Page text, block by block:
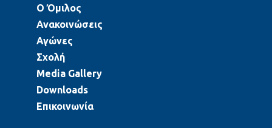
Ο Όμιλος
Ανακοινώσεις
Αγώνες
Σχολή
Media Gallery
Downloads
Επικοινωνία